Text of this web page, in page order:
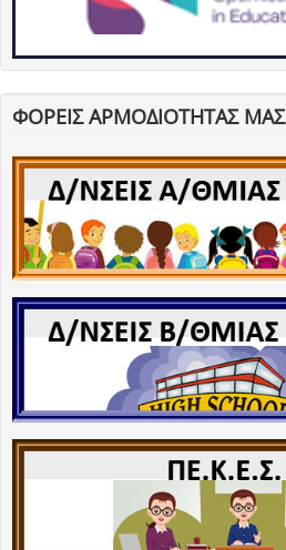
ΦΟΡΕΙΣ ΑΡΜΟΔΙΟΤΗΤΑΣ ΜΑΣ